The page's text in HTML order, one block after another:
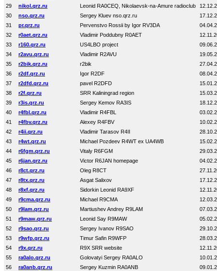
29
nikol.qrz.ru Leonid RA0CEQ, Nikolaevsk-na-Amure radioclub
30
nso.qrz.ru Sergey Kluev nso.qrz.ru
31
pr.qrz.ru Pervenstvo Rossii by Igor RV3DA
32
r0aet.qrz.ru Vladimir Poddubny R0AET
33
r160.qrz.ru US4LBO project
34
r2avu.qrz.ru Vladimir R2AVU
35
r2bik.qrz.ru r2bik
36
r2df.qrz.ru Igor R2DF
37
r2dfd.qrz.ru pavel R2DFD
38
r2f.qrz.ru SRR Kaliningrad region
39
r3is.qrz.ru Sergey Kemov RA3IS
40
r4fbl.qrz.ru Vladimir R4FBL
41
r4fbv.qrz.ru Alexey R4FBV
42
r4ii.qrz.ru Vladimir Tarasov R4II
43
r4wt.qrz.ru Michael Pozdeev R4WT ex UA4WB
44
r6fgm.qrz.ru Vitaly R6FGM
45
r6jan.qrz.ru Victor R6JAN homepage
46
r8ct.qrz.ru Oleg R8CT
47
r8tx.qrz.ru Asgat Salixov
48
r8xf.qrz.ru Sidorkin Leonid RA9XF
49
r9cma.qrz.ru Michael R9CMA
50
r9lam.qrz.ru Martiushev Andrey R9LAM
51
r9maw.qrz.ru Leonid Say R9MAW
52
r9sao.qrz.ru Sergey Ivanov R9SAO
53
r9wfp.qrz.ru Timur Safin R9WFP
54
r9x.qrz.ru R9X SRR website
55
ra0alo.qrz.ru Golovatyi Sergey RA0ALO
56
ra0anb.qrz.ru Sergey Kuzmin RA0ANB